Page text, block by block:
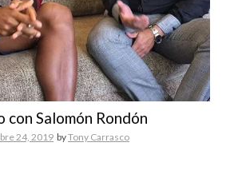
con Salomón Rondón
24, 2019 byTony Carrasco